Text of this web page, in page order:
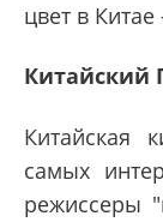
цвет в Китае
Китайский
Китайская
самых
режиссеры